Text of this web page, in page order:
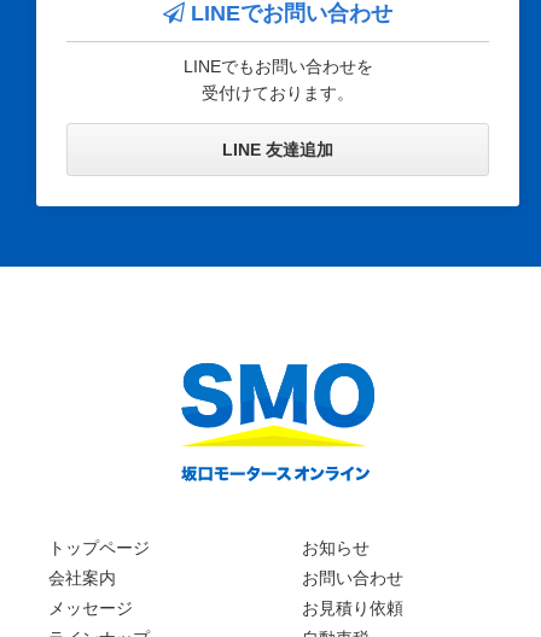
LINEでお問い合わせ
LINEでもお問い合わせを
受付けております。
LINE 友達追加
トップページ
会社案内
メッセージ
お知らせ
お問い合わせ
お見積り依頼